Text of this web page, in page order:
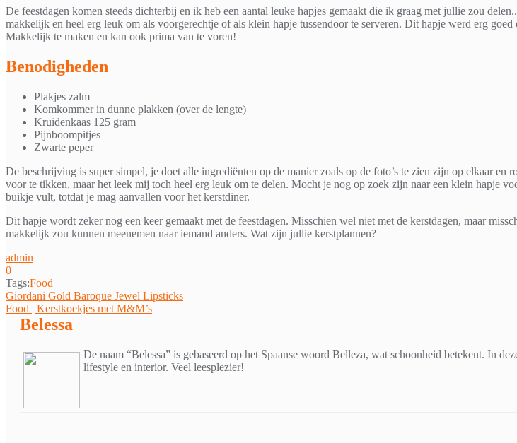
De feestdagen komen steeds dichterbij en ik heb een aantal leuke hapjes gemaakt die ik graag met jullie zou
makkelijk en heel erg leuk om als voorgerechtje of als klein hapje tussendoor te serveren. Dit hapje werd erg
Makkelijk te maken en kan ook prima van te voren!
Benodigheden
Plakjes zalm
Komkommer in dunne plakken (over de lengte)
Kruidenkaas 125 gram
Pijnboompitjes
Zwarte peper
De beschrijving is super simpel, je doet alle ingrediënten op de manier zoals op de foto’s te zien zijn op elkaar
voor te tikken, maar het leek mij toch heel erg leuk om te delen. Mocht je nog op zoek zijn naar een klein hapje
buikje vult, totdat je mag aanvallen voor het kerstdiner.
Dit hapje wordt zeker nog een keer gemaakt met de feestdagen. Misschien wel niet met de kerstdagen, maar
makkelijk zou kunnen meenemen naar iemand anders. Wat zijn jullie kerstplannen?
admin
0
Tags:Food
Bericht
navigatie
Giordani Gold Baroque Jewel Lipsticks
Food | Kerstkoekjes met M&M’s
Belessa
De naam “Belessa” is gebaseerd op het Spaanse woord Belleza, wat schoonheid betekent. In
lifestyle en interior. Veel leesplezier!